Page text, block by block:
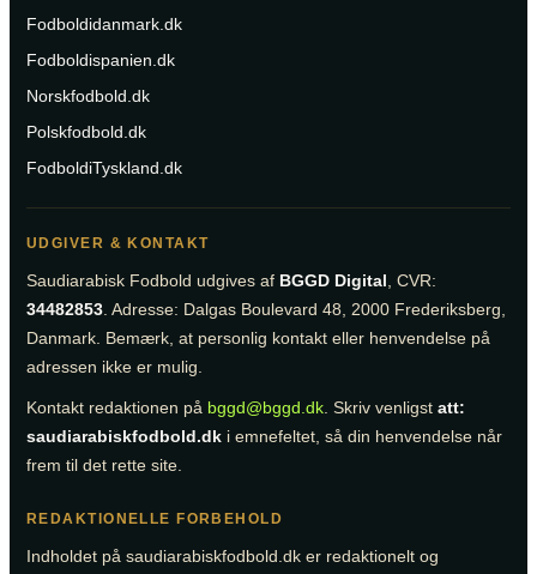
Fodboldidanmark.dk
Fodboldispanien.dk
Norskfodbold.dk
Polskfodbold.dk
FodboldiTyskland.dk
UDGIVER & KONTAKT
Saudiarabisk Fodbold udgives af BGGD Digital, CVR:
34482853. Adresse: Dalgas Boulevard 48, 2000 Frederiksberg,
Danmark. Bemærk, at personlig kontakt eller henvendelse på
adressen ikke er mulig.
Kontakt redaktionen på bggd@bggd.dk. Skriv venligst att:
saudiarabiskfodbold.dk i emnefeltet, så din henvendelse når
frem til det rette site.
REDAKTIONELLE FORBEHOLD
Indholdet på saudiarabiskfodbold.dk er redaktionelt og